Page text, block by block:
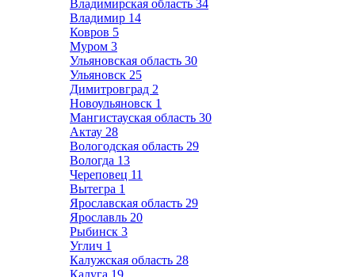
Владимирская область 34
Владимир 14
Ковров 5
Муром 3
Ульяновская область 30
Ульяновск 25
Димитровград 2
Новоульяновск 1
Мангистауская область 30
Актау 28
Вологодская область 29
Вологда 13
Череповец 11
Вытегра 1
Ярославская область 29
Ярославль 20
Рыбинск 3
Углич 1
Калужская область 28
Калуга 19